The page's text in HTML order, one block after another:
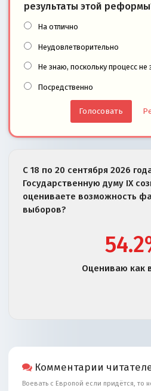
результаты этой
На отлично
Неудовлетворительно
Не знаю, поскольку процесс не
Посредственно
С 18 по 20 сентября 2026
Государственную думу IX
оцениваете возможность
выборов?
Оцениваю как
Комментарии
Воевать с Европой если придётся, то